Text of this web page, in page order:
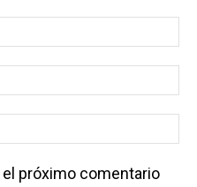
próximo comentario